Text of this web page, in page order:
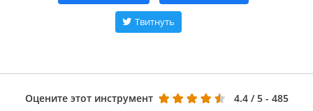
Твитнуть
Оцените этот инструмент 4.4 / 5 - 485